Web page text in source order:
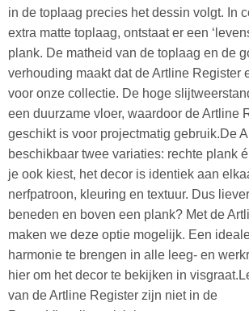
in de toplaag precies het dessin volgt. In
extra matte toplaag, ontstaat er een
plank. De matheid van de toplaag en de
verhouding maakt dat de Artline Register
voor onze collectie. De hoge
een duurzame vloer, waardoor de Artline
geschikt is voor projectmatig gebruik.De
beschikbaar twee variaties: rechte plank
je ook kiest, het decor is identiek aan
nerfpatroon, kleuring en textuur. Dus
beneden en boven een plank? Met de
maken we deze optie mogelijk. Een
harmonie te brengen in alle leeg- en
hier om het decor te bekijken in
van de Artline Register zijn niet in de